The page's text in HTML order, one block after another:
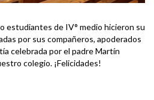
estudiantes de IV° medio hicieron su
por sus compañeros, apoderados
celebrada por el padre Martín
colegio. ¡Felicidades!